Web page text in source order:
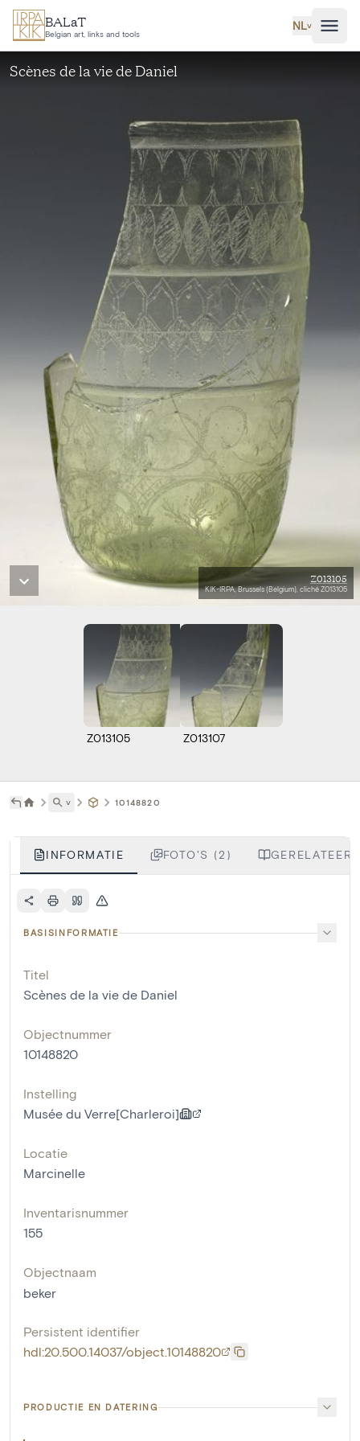
Ga naar hoofdinhoud
BALaT
Belgian art, links and tools
NL˅
Scènes de la vie de Daniel
Z013105
KIK-IRPA, Brussels (Belgium), cliché Z013105
Z013105 Z013107
˅ 10148820
INFORMATIE FOTO'S (2)
BASISINFORMATIE
Titel
Scènes de la vie de Daniel
Objectnummer
10148820
Instelling
Musée du Verre[Charleroi]
Locatie
Marcinelle
Inventarisnummer
155
Objectnaam
beker
Persistent identifier
hdl:20.500.14037/object.10148820
PRODUCTIE EN DATERING